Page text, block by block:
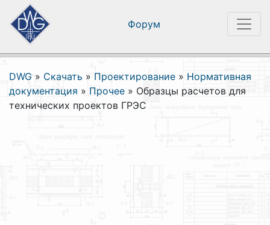
Форум
DWG » Скачать » Проектирование » Нормативная
документация » Прочее » Образцы расчетов для
технических проектов ГРЭС